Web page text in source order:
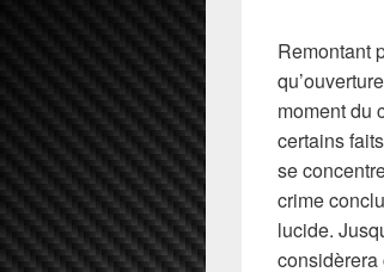
Remontant
moment du
certains
se
crime
lucide.
considèrera